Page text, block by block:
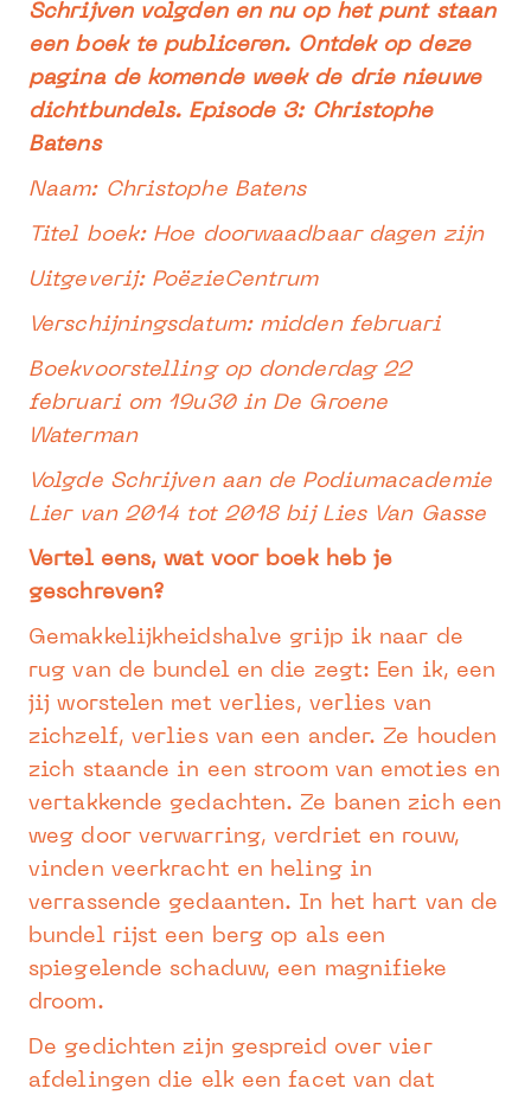
Schrijven volgden en nu op het punt staan
een boek te publiceren. Ontdek op deze
pagina de komende week de drie nieuwe
dichtbundels. Episode 3: Christophe
Batens
Naam: Christophe Batens
Titel boek: Hoe doorwaadbaar dagen zijn
Uitgeverij: PoëzieCentrum
Verschijningsdatum: midden februari
Boekvoorstelling op donderdag 22
februari om 19u30 in De Groene
Waterman
Volgde Schrijven aan de Podiumacademie
Lier van 2014 tot 2018 bij Lies Van Gasse
Vertel eens, wat voor boek heb je
geschreven?
Gemakkelijkheidshalve grijp ik naar de
rug van de bundel en die zegt: Een ik, een
jij worstelen met verlies, verlies van
zichzelf, verlies van een ander. Ze houden
zich staande in een stroom van emoties en
vertakkende gedachten. Ze banen zich een
weg door verwarring, verdriet en rouw,
vinden veerkracht en heling in
verrassende gedaanten. In het hart van de
bundel rijst een berg op als een
spiegelende schaduw, een magnifieke
droom.
De gedichten zijn gespreid over vier
afdelingen die elk een facet van dat